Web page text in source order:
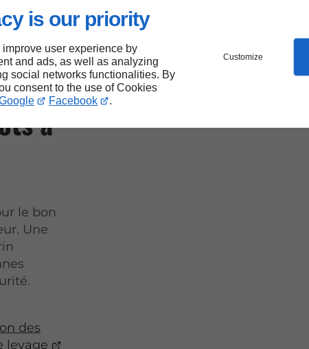
is our priority
user experience by
and ads, as well as analyzing
social networks functionalities. By
consent to the use of Cookies
Facebook .
Customize
à
le bon
Une
des
levage